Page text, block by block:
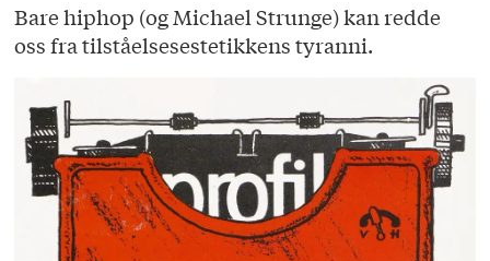
Bare hiphop (og Michael Strunge) kan redde
oss fra tilståelsesestetikkens tyranni.